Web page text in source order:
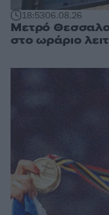
18:5306.08.26
Μετρό
στο ωράριο